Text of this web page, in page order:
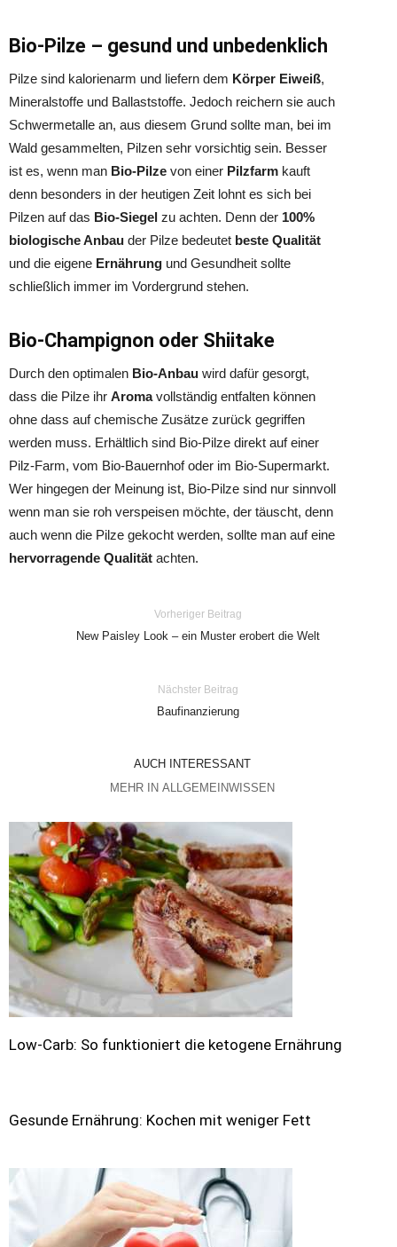
Bio-Pilze – gesund und unbedenklich
Pilze sind kalorienarm und liefern dem Körper Eiweiß,
Mineralstoffe und Ballaststoffe. Jedoch reichern sie auch
Schwermetalle an, aus diesem Grund sollte man, bei im
Wald gesammelten, Pilzen sehr vorsichtig sein. Besser
ist es, wenn man Bio-Pilze von einer Pilzfarm kauft
denn besonders in der heutigen Zeit lohnt es sich bei
Pilzen auf das Bio-Siegel zu achten. Denn der 100%
biologische Anbau der Pilze bedeutet beste Qualität
und die eigene Ernährung und Gesundheit sollte
schließlich immer im Vordergrund stehen.
Bio-Champignon oder Shiitake
Durch den optimalen Bio-Anbau wird dafür gesorgt,
dass die Pilze ihr Aromavollständig entfalten können
ohne dass auf chemische Zusätze zurück gegriffen
werden muss. Erhältlich sind Bio-Pilze direkt auf einer
Pilz-Farm, vom Bio-Bauernhof oder im Bio-Supermarkt.
Wer hingegen der Meinung ist, Bio-Pilze sind nur sinnvoll
wenn man sie roh verspeisen möchte, der täuscht, denn
auch wenn die Pilze gekocht werden, sollte man auf eine
hervorragende Qualität achten.
Vorheriger Beitrag
New Paisley Look – ein Muster erobert die Welt
Nächster Beitrag
Baufinanzierung
AUCH INTERESSANT
MEHR IN ALLGEMEINWISSEN
Low-Carb: So funktioniert die ketogene Ernährung
Gesunde Ernährung: Kochen mit weniger Fett